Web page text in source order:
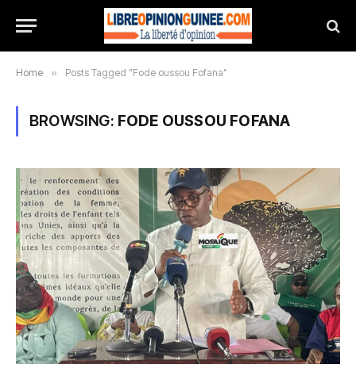
Home » Posts Tagged "Fode oussou Fofana"
BROWSING: FODE OUSSOU FOFANA